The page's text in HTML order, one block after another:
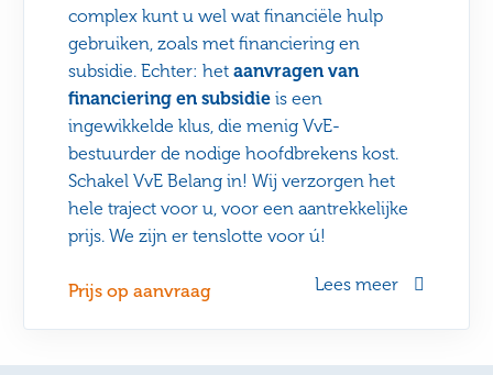
complex kunt u wel wat financiële hulp
gebruiken, zoals met financiering en
subsidie. Echter: hetaanvragen van
financiering en subsidie is een
ingewikkelde klus, die menig VvE-
bestuurder de nodige hoofdbrekens kost.
Schakel VvE Belang in! Wij verzorgen het
hele traject voor u, voor een aantrekkelijke
prijs. We zijn er tenslotte voor ú!
Prijs op aanvraag Lees meer